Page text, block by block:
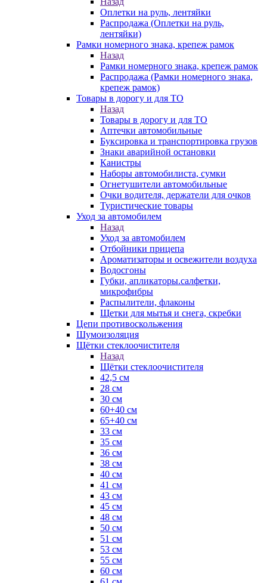
Оплетки на руль, лентяйки
Распродажа (Оплетки на руль,
лентяйки)
Рамки номерного знака, крепеж рамок
Назад
Рамки номерного знака, крепеж рамок
Распродажа (Рамки номерного знака,
крепеж рамок)
Товары в дорогу и для ТО
Назад
Товары в дорогу и для ТО
Аптечки автомобильные
Буксировка и транспортировка грузов
Знаки аварийной остановки
Канистры
Наборы автомобилиста, сумки
Огнетушители автомобильные
Очки водителя, держатели для очков
Туристические товары
Уход за автомобилем
Назад
Уход за автомобилем
Отбойники прицепа
Ароматизаторы и освежители воздуха
Водосгоны
Губки, апликаторы.салфетки,
микрофибры
Распылители, флаконы
Щетки для мытья и снега, скребки
Цепи противоскольжения
Шумоизоляция
Щётки стеклоочистителя
Назад
Щётки стеклоочистителя
42,5 см
28 см
30 см
60+40 см
65+40 см
33 см
35 см
36 см
38 см
40 см
41 см
43 см
45 см
48 см
50 см
51 см
53 см
55 см
60 см